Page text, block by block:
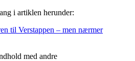
i artiklen herunder:
til Verstappen – men nærmer
med andre